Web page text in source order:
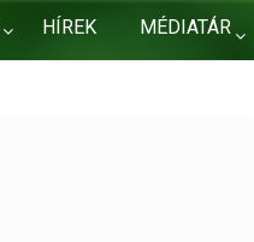
HÍREK MÉDIATÁR